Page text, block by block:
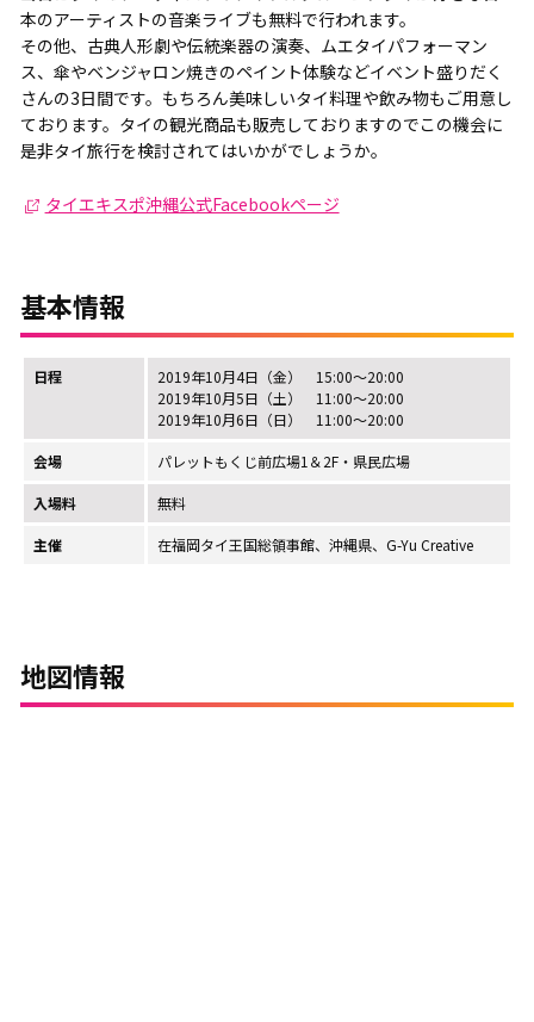
本のアーティストの音楽ライブも無料で行われます。
その他、古典人形劇や伝統楽器の演奏、ムエタイパフォーマン
ス、傘やベンジャロン焼きのペイント体験などイベント盛りだく
さんの3日間です。もちろん美味しいタイ料理や飲み物もご用意し
ております。タイの観光商品も販売しておりますのでこの機会に
是非タイ旅行を検討されてはいかがでしょうか。
タイエキスポ沖縄公式Facebookページ
基本情報
日程
2019年10月4日（金） 15:00～20:00
2019年10月5日（土） 11:00～20:00
2019年10月6日（日） 11:00～20:00
会場 パレットもくじ前広場1＆2F・県民広場
入場料 無料
主催 在福岡タイ王国総領事館、沖縄県、G-Yu Creative
地図情報